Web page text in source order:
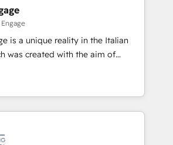
that actually make a
is a unique reality in the Italian
was created with the aim of
Experience at the center by
capable of integrating
We offer the best
the market, ranging from CRM
to online and offline sales